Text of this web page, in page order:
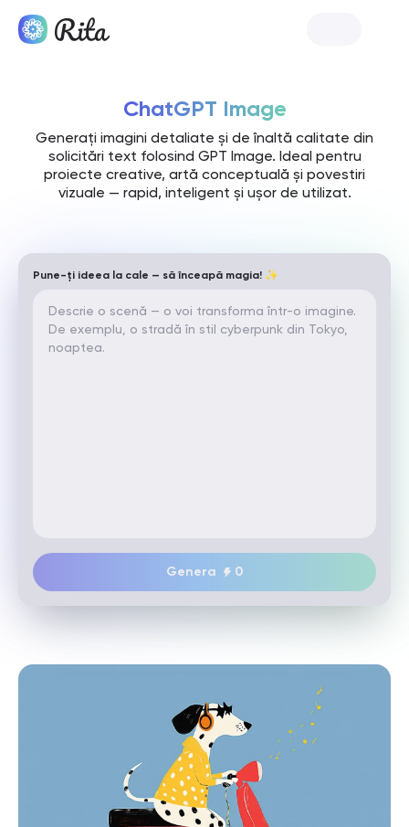
ChatGPT Image
Generați imagini detaliate și de înaltă calitate din
solicitări text folosind GPT Image. Ideal pentru
proiecte creative, artă conceptuală și povestiri
vizuale — rapid, inteligent și ușor de utilizat.
Pune-ți ideea la cale — să înceapă magia! ✨
Genera 0